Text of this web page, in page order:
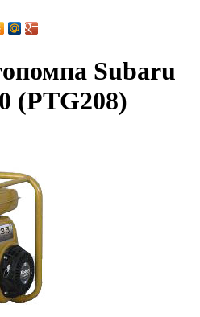
Subaru
(PTG208)